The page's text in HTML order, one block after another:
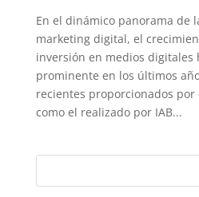
En el dinámico panorama de
marketing digital, el
inversión en medios digitales
prominente en los últimos
recientes proporcionados por
como el realizado por IAB...